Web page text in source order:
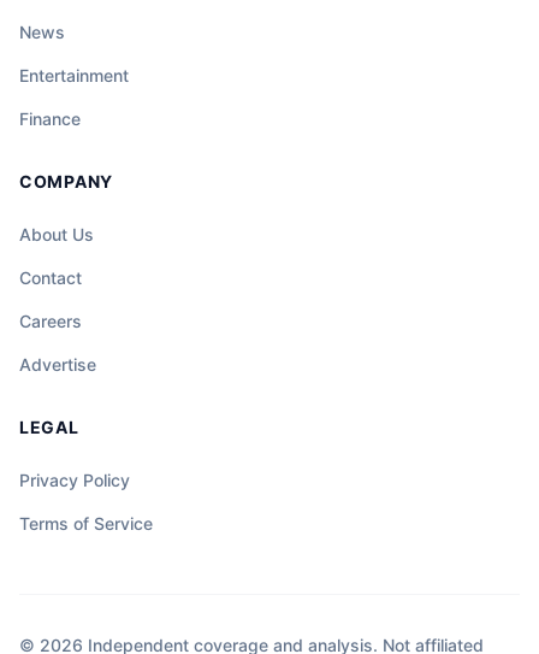
News
Entertainment
Finance
COMPANY
About Us
Contact
Careers
Advertise
LEGAL
Privacy Policy
Terms of Service
© 2026 Independent coverage and analysis. Not affiliated